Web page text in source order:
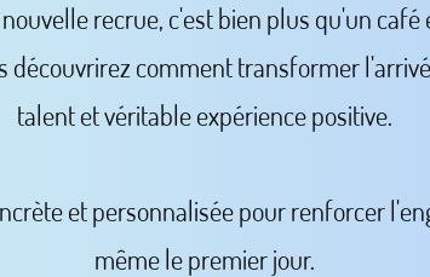
recrue, c'est bien plus qu'un café
découvrirez comment transformer
talent et véritable expérience positive.
et personnalisée pour renforcer
même le premier jour.